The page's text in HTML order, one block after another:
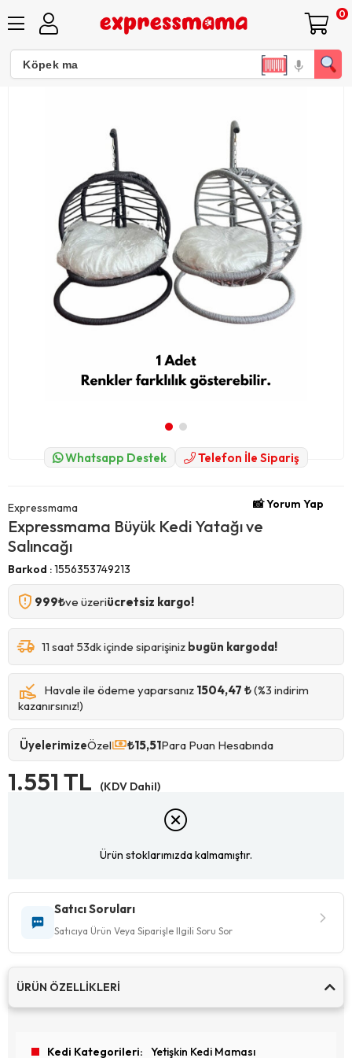
0
Whatsapp Destek Telefon İle Sipariş
Expressmama
Expressmama Büyük Kedi Yatağı ve
Salıncağı
📸 Yorum Yap
Barkod :1556353749213
999₺ve üzeriücretsiz kargo!
11 saat 53dk içinde siparişiniz bugün kargoda!
Havale ile ödeme yaparsanız 1504,47 ₺(%3 indirim
kazanırsınız!)
ÜyelerimizeÖzel ₺15,51Para Puan Hesabında
1.551 TL (KDV Dahil)
Ürün stoklarımızda kalmamıştır.
Satıcı Soruları
Satıcıya Ürün Veya Siparişle Ilgili Soru Sor
ÜRÜN ÖZELLIKLERI
Kedi Kategorileri Yetişkin Kedi Maması